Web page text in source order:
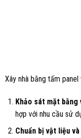
Xây nhà bằng tấm
Khảo sát mặt bằng
hợp với nhu cầu sử
Chuẩn bị vật liệu